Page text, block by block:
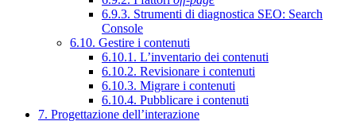
6.9.3. Strumenti di diagnostica SEO: Search
Console
6.10. Gestire i contenuti
6.10.1. L’inventario dei contenuti
6.10.2. Revisionare i contenuti
6.10.3. Migrare i contenuti
6.10.4. Pubblicare i contenuti
7. Progettazione dell’interazione